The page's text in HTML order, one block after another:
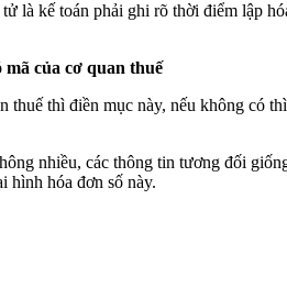
là kế toán phải ghi rõ thời điểm lập
của cơ quan thuế
thuế thì điền mục này, nếu không
nhiều, các thông tin tương đối
hình hóa đơn số này.